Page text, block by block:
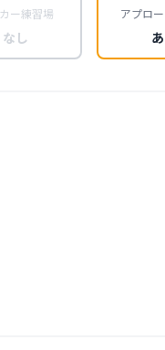
ー練習場
なし
アプロ